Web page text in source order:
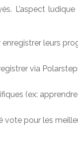
L’aspect
leurs
via
(ex:
pour les